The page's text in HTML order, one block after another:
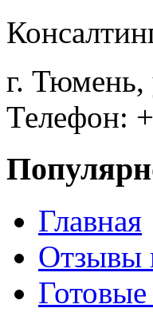
г. Тюмень,
Телефон:
Главная
Отзывы